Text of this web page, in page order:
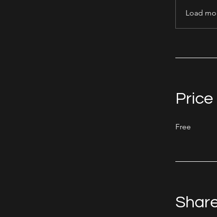
Load
Price
Free